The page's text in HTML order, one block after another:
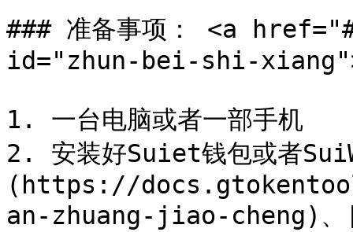
### 准备事项： <a
id="zhun-bei-shi-
1. 一台电脑或者一部手机
2. 安装好Suiet钱包或者
(https://
an-zhuang-jiao-cheng)